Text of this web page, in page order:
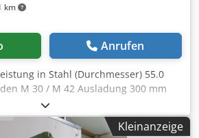
km
Anrufen
in Stahl (Durchmesser) 55.0
M 30 / M 42 Ausladung 300 mm
70 - 1200 U/min Tisch: 615 x
Morsekegel 4 Kurzspindel MK
145 mm Vorschub 0.10 + 0.30 mm/U
Kleinanzeige